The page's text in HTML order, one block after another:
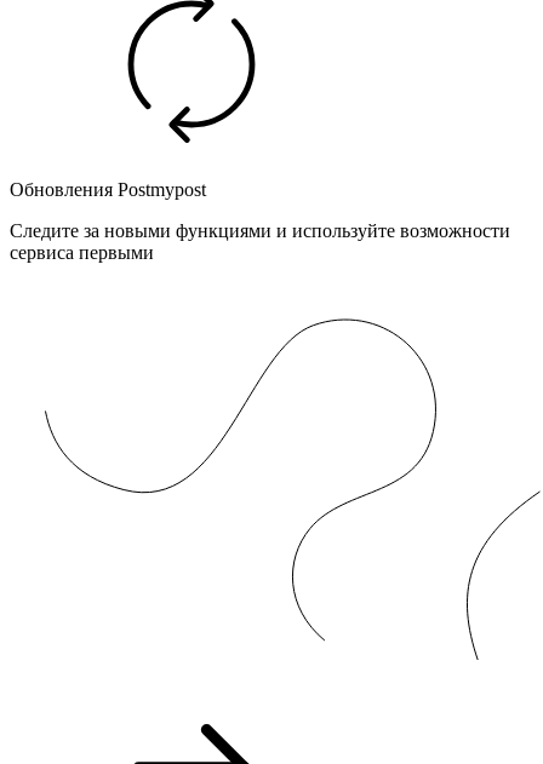
Обновления Postmypost
Следите за новыми функциями и используйте возможности
сервиса первыми